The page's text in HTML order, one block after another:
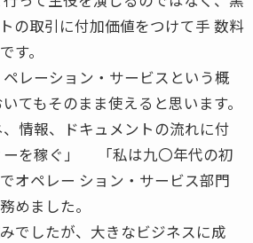
の取引に付加価値をつけて手 数料
す。
レーション・サービスという概
てもそのまま使えると思います。
情報、ドキュメントの流れに付
ーを稼ぐ」 「私は九〇年代の初
オペレー ション・サービス部門
めました。
でしたが、大きなビジネスに成